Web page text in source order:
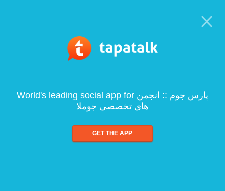
World's leading social app for پارس جوم :: انجمن
های تخصصی جوملا
GET THE APP